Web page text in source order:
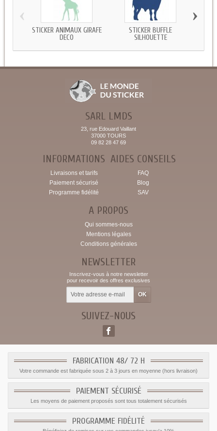
STICKER ANIMAUX GIRAFE
DECO
STICKER BUFFLE
SILHOUETTE
‹ ›
SARL LMDS
23, rue Edouard Vaillant
37000 TOURS
09 82 28 47 69
INFORMATIONS
Livraisons et tarifs
Paiement sécurisé
Programme fidélité
AIDES CONSEILS
FAQ
Blog
SAV
A PROPOS
Qui sommes-nous
Mentions légales
Conditions générales
NEWSLETTER
Inscrivez-vous à notre newsletter
pour recevoir des offres exclusives
SUIVEZ-NOUS
FABRICATION 48/ 72 H
Votre commande est fabriquée sous 2 à 3 jours en moyenne (hors livraison)
PAIEMENT SÉCURISÉ
Les moyens de paiement proposés sont tous totalement sécurisés
PROGRAMME FIDÉLITÉ